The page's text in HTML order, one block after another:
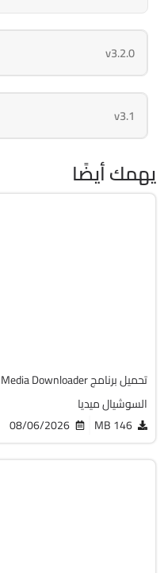
v3.2.0
v3.1
يهمك أيضًا
السوشيال ميديا
146 MB
08/06/2026